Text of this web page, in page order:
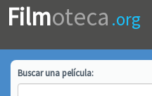
Filmoteca .org
Buscar unapelícula: